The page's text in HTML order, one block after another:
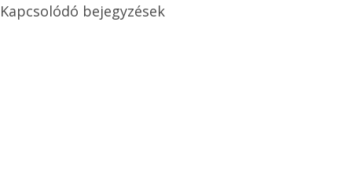
Kapcsolódó bejegyzések